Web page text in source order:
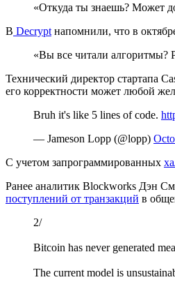
«Откуда ты знаешь? Может
В Decrypt напомнили, что в
«Вы все читали алгоритмы?
Технический директор стартапа
его корректности может любой
Bruh it's like 5 lines of code.
— Jameson Lopp (@lopp)
С учетом запрограммированных
Ранее аналитик Blockworks Дэн
поступлений от транзакций в
2/
Bitcoin has never generated
The current model is